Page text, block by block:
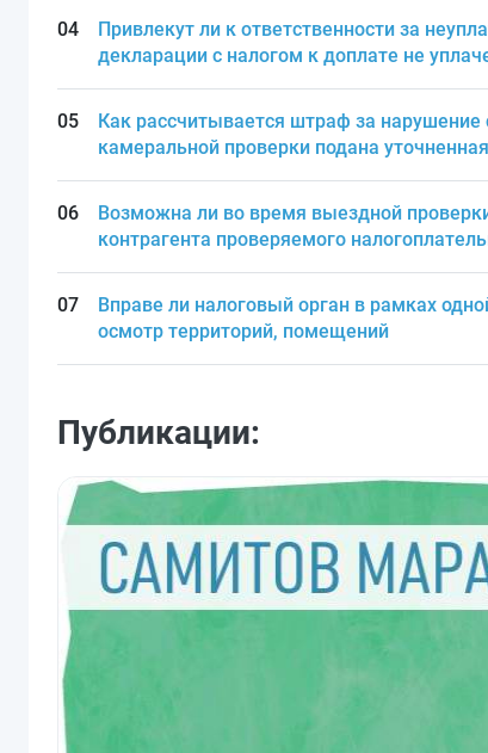
Привлекут ли к ответственности за
декларации с налогом к доплате не
Как рассчитывается штраф за
камеральной проверки подана
Возможна ли во время выездной
контрагента проверяемого
Вправе ли налоговый орган в рамках
осмотр территорий, помещений
Публикации: